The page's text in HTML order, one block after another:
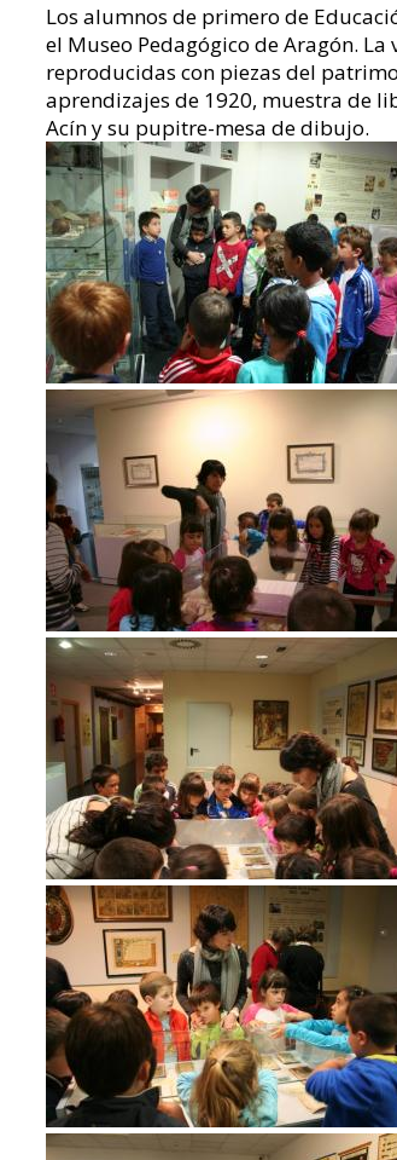
Los alumnos de primero de
el Museo Pedagógico de Aragón.
reproducidas con piezas del
aprendizajes de 1920, muestra de
Acín y su pupitre-mesa de dibujo.